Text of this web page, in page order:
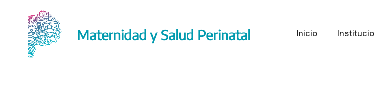
contenido
Maternidad y Salud Perinatal Inicio